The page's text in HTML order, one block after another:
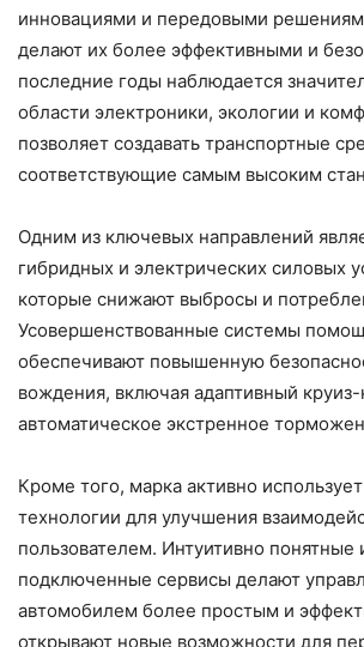
инновациями и передовыми
делают их более эффективными и
последние годы наблюдается
области электроники, экологии и
позволяет создавать транспортные
соответствующие самым высоким
Одним из ключевых направлений
гибридных и электрических силовых
которые снижают выбросы и
Усовершенствованные системы
обеспечивают повышенную
вождения, включая адаптивный круиз-
автоматическое экстренное
Кроме того, марка активно
технологии для улучшения
пользователем. Интуитивно понятные
подключенные сервисы делают
автомобилем более простым и
открывают новые возможности для